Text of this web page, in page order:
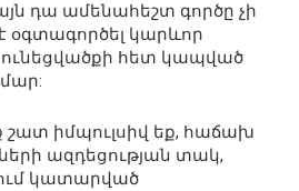
դա ամենահեշտ գործը չի
է օգտագործել կարևոր
հետ կապված
շատ իմպուլսիվ եք, հաճախ
ազդեցության տակ,
կատարված